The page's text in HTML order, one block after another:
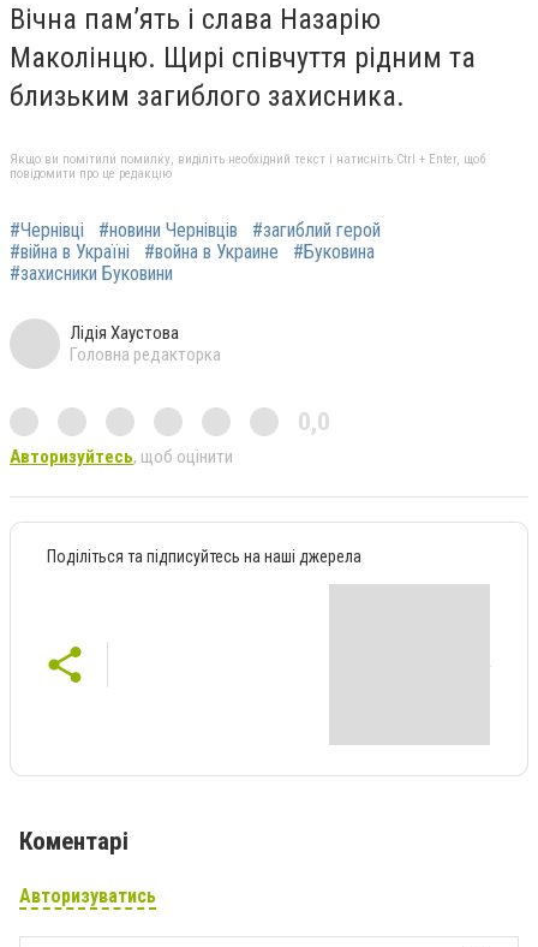
Вічна пам’ять і слава Назарію
Маколінцю. Щирі співчуття рідним та
близьким загиблого захисника.
Якщо ви помітили помилку, виділіть необхідний текст і натисніть Ctrl + Enter, щоб
повідомити про це редакцію
#Чернівці #новини Чернівців
#загиблий герой
#війна в Україні
#война в Украине
#Буковина
#захисники Буковини
Лідія Хаустова
Головна редакторка
0,0
Авторизуйтесь, щоб оцінити
Поділіться та підписуйтесь на наші джерела
Коментарі
Авторизуватись